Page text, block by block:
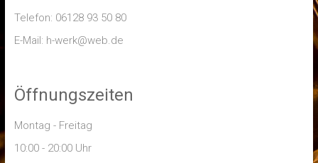
Telefon: 06128 93 50 80
E-Mail: h-werk@web.de
Öffnungszeiten
Montag - Freitag
10:00 - 20:00 Uhr